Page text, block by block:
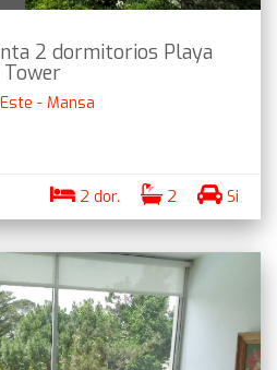
2 dormitorios Playa
Tower
- Mansa
2 dor. 2 Si